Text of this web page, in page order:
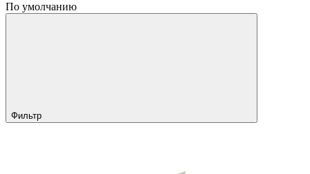
По умолчанию
Фильтр